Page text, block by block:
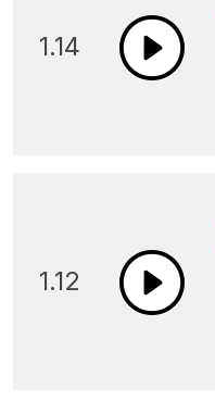
1.14
1.12